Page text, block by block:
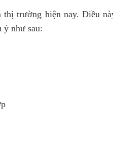
trường hiện nay. Điều
ý như sau: